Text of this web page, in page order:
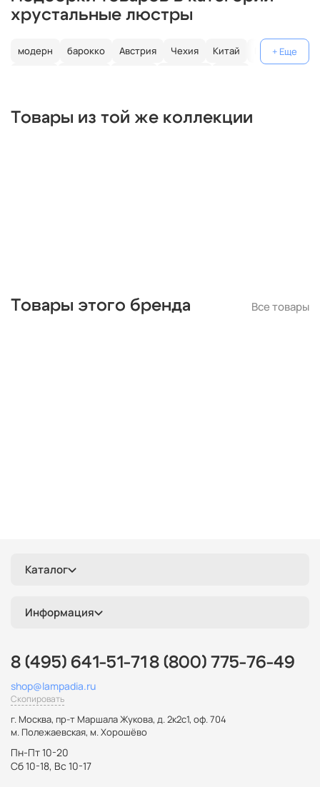
хрустальные люстры
модерн барокко Австрия Чехия Китай
Германия
круглые
классические светодиодные
кольцо
Товары из той же коллекции
Товары этого бренда Все товары
Каталог
Информация
8 (495) 641-51-71 8 (800) 775-76-49
shop@lampadia.ru
Скопировать
г. Москва, пр-т Маршала Жукова, д. 2к2с1, оф. 704
м. Полежаевская, м. Хорошёво
Пн-Пт 10-20
Сб 10-18, Вс 10-17